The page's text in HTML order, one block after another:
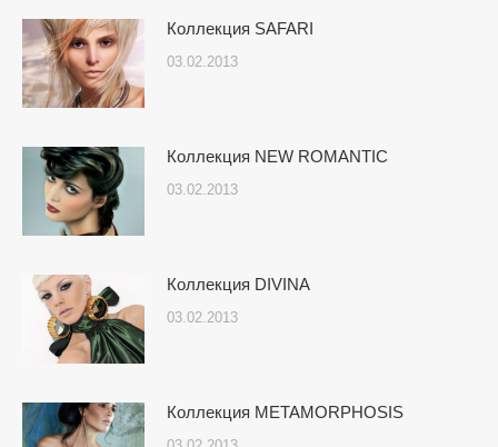
Коллекция SAFARI
03.02.2013
Коллекция NEW ROMANTIC
03.02.2013
Коллекция DIVINA
03.02.2013
Коллекция METAMORPHOSIS